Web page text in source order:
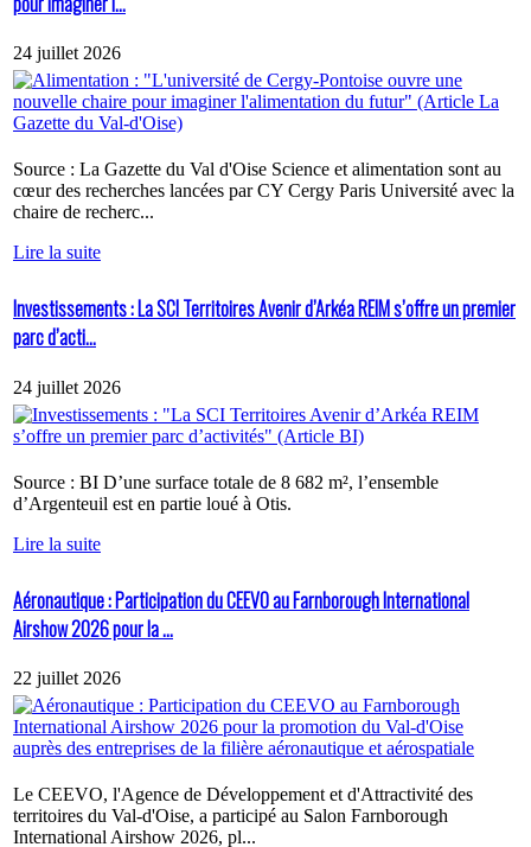
24 juillet 2026
Source : La Gazette du Val d'Oise Science et alimentation sont au
cœur des recherches lancées par CY Cergy Paris Université avec la
chaire de recherc...
Lire la suite
Investissements : La SCI Territoires Avenir d’Arkéa REIM s’offre un premier
parc d’acti...
24 juillet 2026
Source : BI D’une surface totale de 8 682 m², l’ensemble
d’Argenteuil est en partie loué à Otis.
Lire la suite
Aéronautique : Participation du CEEVO au Farnborough International
Airshow 2026 pour la ...
22 juillet 2026
Le CEEVO, l'Agence de Développement et d'Attractivité des
territoires du Val-d'Oise, a participé au Salon Farnborough
International Airshow 2026, pl...